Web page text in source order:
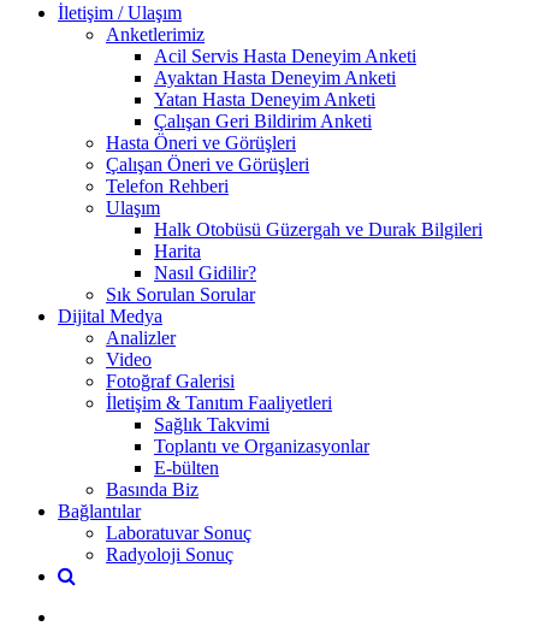
İletişim / Ulaşım
Anketlerimiz
Acil Servis Hasta Deneyim Anketi
Ayaktan Hasta Deneyim Anketi
Yatan Hasta Deneyim Anketi
Çalışan Geri Bildirim Anketi
Hasta Öneri ve Görüşleri
Çalışan Öneri ve Görüşleri
Telefon Rehberi
Ulaşım
Halk Otobüsü Güzergah ve Durak Bilgileri
Harita
Nasıl Gidilir?
Sık Sorulan Sorular
Dijital Medya
Analizler
Video
Fotoğraf Galerisi
İletişim & Tanıtım Faaliyetleri
Sağlık Takvimi
Toplantı ve Organizasyonlar
E-bülten
Basında Biz
Bağlantılar
Laboratuvar Sonuç
Radyoloji Sonuç